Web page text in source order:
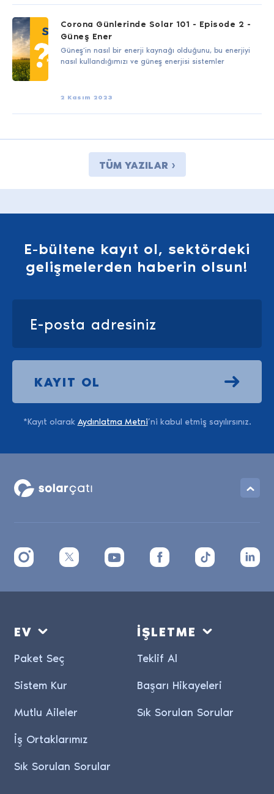
Corona Günlerinde Solar 101 - Episode 2 -
Güneş Ener
Güneş’in nasıl bir enerji kaynağı olduğunu, bu enerjiyi
nasıl kullandığımızı ve güneş enerjisi sistemler
2 Kasım 2023
TÜM YAZILAR ›
E-bültene kayıt ol, sektördeki
gelişmelerden haberin olsun!
KAYIT OL
*Kayıt olarak Aydınlatma Metni’ni kabul etmiş sayılırsınız.
EV
Paket Seç
Sistem Kur
Mutlu Aileler
İş Ortaklarımız
Sık Sorulan Sorular
İŞLETME
Teklif Al
Başarı Hikayeleri
Sık Sorulan Sorular